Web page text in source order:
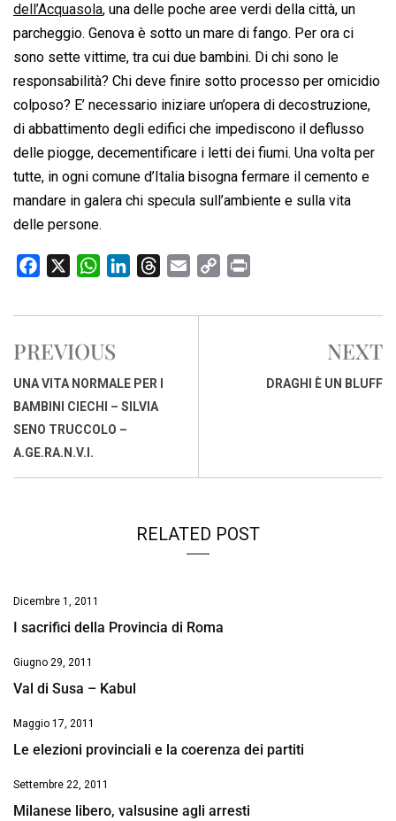
dell’Acquasola, una delle poche aree verdi della città, un
parcheggio. Genova è sotto un mare di fango. Per ora ci
sono sette vittime, tra cui due bambini. Di chi sono le
responsabilità? Chi deve finire sotto processo per omicidio
colposo? E’ necessario iniziare un’opera di decostruzione,
di abbattimento degli edifici che impediscono il deflusso
delle piogge, decementificare i letti dei fiumi. Una volta per
tutte, in ogni comune d’Italia bisogna fermare il cemento e
mandare in galera chi specula sull’ambiente e sulla vita
delle persone.
c
b
o
o
k
W
a
s
A
p
p
n
d
I
r
d
a
p
i
PREVIOUS
UNA VITA NORMALE PER I
BAMBINI CIECHI – SILVIA
SENO TRUCCOLO –
A.GE.RA.N.V.I.
NEXT
DRAGHI È UN BLUFF
RELATED POST
Dicembre 1, 2011
I sacrifici della Provincia di Roma
Giugno 29, 2011
Val di Susa – Kabul
Maggio 17, 2011
Le elezioni provinciali e la coerenza dei partiti
Settembre 22, 2011
Milanese libero, valsusine agli arresti